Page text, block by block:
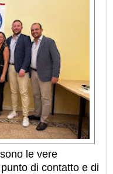
le vere
di contatto e di